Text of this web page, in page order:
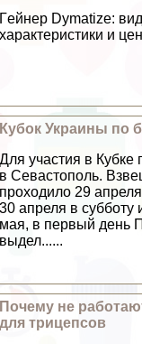
Гeйнер Dymatize:
хаpaктеристики и
Кубок Украины по
Для участия в Кубке
в Севастополь.
проходило 29
30 апреля в субботу
мая, в первый день
выдел......
Почему не
для трицепсов